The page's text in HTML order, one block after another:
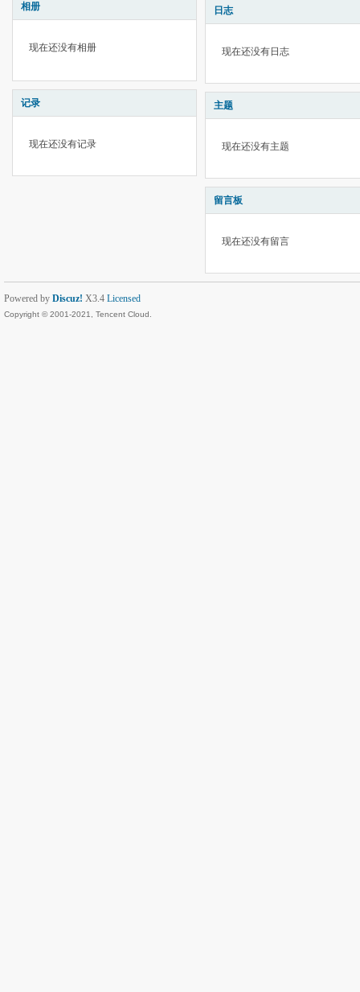
相册
现在还没有相册
记录
现在还没有记录
日志
现在还没有日志
主题
现在还没有主题
留言板
现在还没有留言
Powered by Discuz! X3.4 Licensed
Copyright © 2001-2021, Tencent Cloud.